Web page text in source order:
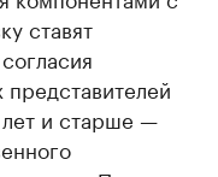
ставят
и старше —